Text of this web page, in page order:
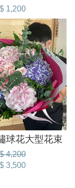
$ 1,200
球花大型花束
$ 4,200
$ 3,500